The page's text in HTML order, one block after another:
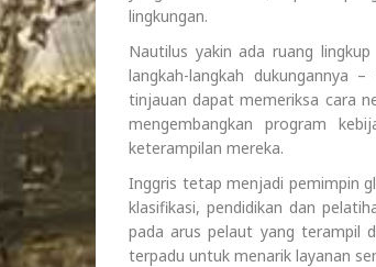
lingkungan.
Nautilus yakin ada ruang
langkah-langkah dukungannya
tinjauan dapat memeriksa cara
mengembangkan program
keterampilan mereka.
Inggris tetap menjadi pemimpin
klasifikasi, pendidikan dan
pada arus pelaut yang terampil
terpadu untuk menarik layanan